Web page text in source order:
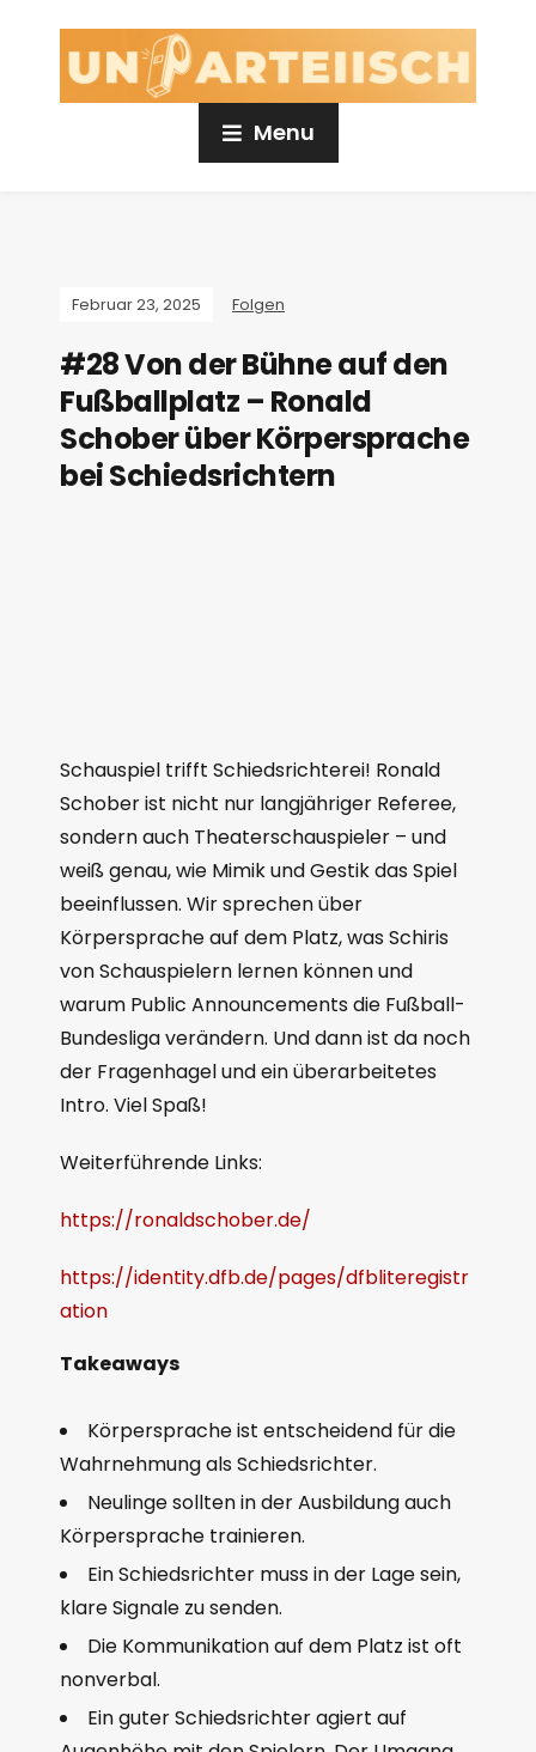
Menu
Februar 23, 2025 Folgen
#28 Von der Bühne auf den
Fußballplatz – Ronald
Schober über Körpersprache
bei Schiedsrichtern
Schauspiel trifft Schiedsrichterei! Ronald
Schober ist nicht nur langjähriger Referee,
sondern auch Theaterschauspieler – und
weiß genau, wie Mimik und Gestik das Spiel
beeinflussen. Wir sprechen über
Körpersprache auf dem Platz, was Schiris
von Schauspielern lernen können und
warum Public Announcements die Fußball-
Bundesliga verändern. Und dann ist da noch
der Fragenhagel und ein überarbeitetes
Intro. Viel Spaß!
Weiterführende Links:
https://ronaldschober.de/
https://identity.dfb.de/pages/dfbliteregistr
ation
Takeaways
Körpersprache ist entscheidend für die
Wahrnehmung als Schiedsrichter.
Neulinge sollten in der Ausbildung auch
Körpersprache trainieren.
Ein Schiedsrichter muss in der Lage sein,
klare Signale zu senden.
Die Kommunikation auf dem Platz ist oft
nonverbal.
Ein guter Schiedsrichter agiert auf